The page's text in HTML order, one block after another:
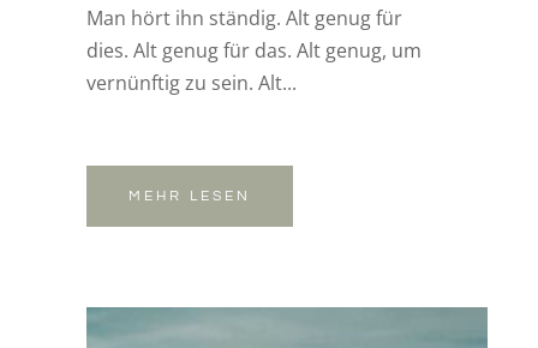
Man hört ihn ständig. Alt genug für
dies. Alt genug für das. Alt genug, um
vernünftig zu sein. Alt...
MEHR LESEN